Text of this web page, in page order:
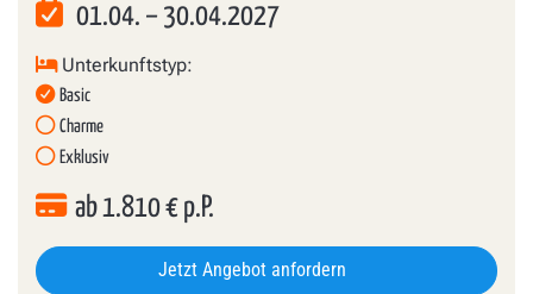
01.04. – 30.04.2027
Unterkunftstyp:
Basic
Charme
Exklusiv
ab1.810€ p.P.
Jetzt Angebot anfordern